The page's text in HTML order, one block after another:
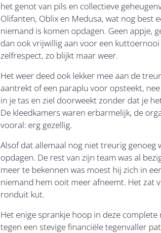
het genot van pils en collectieve
Olifanten, Oblix en Medusa, wat nog best
niemand is komen opdagen. Geen appje,
dan ook vrijwillig aan voor een
zelfrespect, zo blijkt maar weer.
Het weer deed ook lekker mee aan de
aantrekt of een paraplu voor opsteekt,
in je tas en ziel doorweekt zonder dat je
De kleedkamers waren erbarmelijk, de
vooral: erg gezellig.
Alsof dat allemaal nog niet treurig genoeg
opdagen. De rest van zijn team was al
meer te bekennen was moest hij zich in
niemand hem ooit meer afneemt. Het zat
ronduit kut.
Het enige sprankje hoop in deze
tegen een stevige financiële tegenvaller